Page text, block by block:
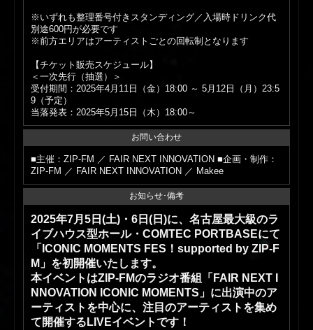
※いずれも整理番号付きスタンディング／入場時ドリンク代
別途600円が必要です
※前方エリアはアーティストごとの回転制となります
【チケット販売スケジュール】
＜一次先行（抽選）＞
受付期間：2025年4月11日（金）18:00 ～ 5月12日（月）23:5
9（予定）
当落発表：2025年5月15日（木）18:00～
お問い合わせ
■主催：ZIP-FM ／ FAIR NEXT INNOVATION ■企画・制作：
ZIP-FM ／ FAIR NEXT INNOVATION ／ Makee
お知らせ･備考
2025年7月5日(土)・6日(日)に、名古屋最大級のラ
イブハウス型ホール・COMTEC PORTBASEにて
「ICONIC MOMENTS FES！supported by ZIP-F
M」を初開催いたします。
本イベントはZIP-FMのラジオ番組「FAIR NEXT I
NNOVATION ICONIC MOMENTS」に出演中のア
ーティストを中心に、注目のアーティストを集め
て開催するLIVEイベントです！